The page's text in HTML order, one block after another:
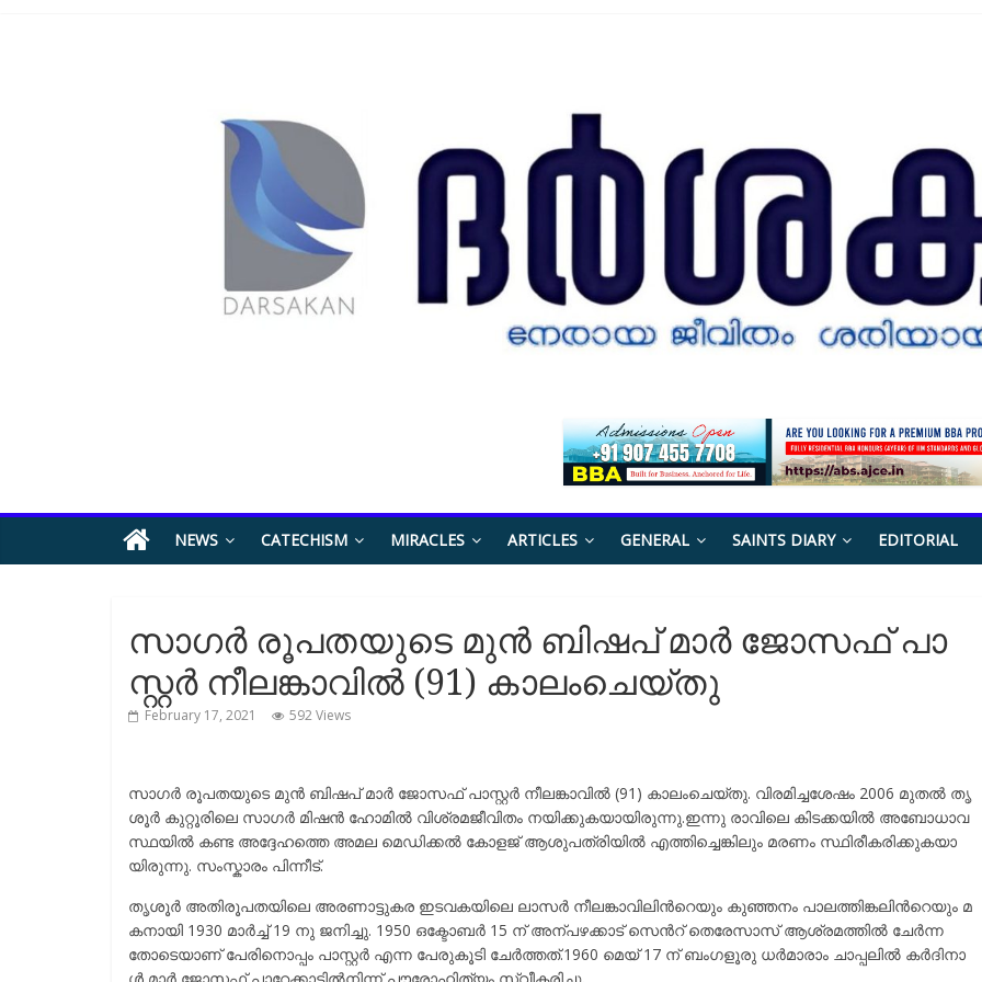
NEWS CATECHISM MIRACLES ARTICLES GENERAL SAINTS DIARY EDITORIAL
സാ​ഗ​ർ രൂ​പ​ത​യു​ടെ മു​ൻ ബി​ഷ​പ് മാ​ർ ജോ​സ​ഫ് പാ​
സ്റ്റ​ർ നീ​ല​ങ്കാ​വി​ൽ (91) കാ​ലം​ചെ​യ്തു
February 17, 2021 592 Views
സാ​ഗ​ർ രൂ​പ​ത​യു​ടെ മു​ൻ ബി​ഷ​പ് മാ​ർ ജോ​സ​ഫ് പാ​സ്റ്റ​ർ നീ​ല​ങ്കാ​വി​ൽ (91) കാ​ലം​ചെ​യ്തു. വി​ര​മി​ച്ച​ശേ​ഷം 2006 മു​ത​ൽ തൃ​
ശൂ​ർ കു​റ്റൂ​രി​ലെ സാ​ഗ​ർ മി​ഷ​ൻ ഹോ​മി​ൽ വി​ശ്ര​മ​ജീ​വി​തം ന​യി​ക്കു​ക​യാ​യി​രു​ന്നു.ഇ​ന്നു രാ​വി​ലെ കി​ട​ക്ക​യി​ൽ അ​ബോ​ധാ​വ​
സ്ഥ​യി​ൽ ക​ണ്ട അ​ദ്ദേ​ഹ​ത്തെ അ​മ​ല മെ​ഡി​ക്ക​ൽ കോ​ള​ജ് ആ​ശു​പ​ത്രി​യി​ൽ എ​ത്തി​ച്ചെ​ങ്കി​ലും മ​ര​ണം സ്ഥി​രീ​ക​രി​ക്കു​ക​യാ​
യി​രു​ന്നു. സം​സ്കാ​രം പി​ന്നീ​ട്.
തൃ​ശൂ​ർ അ​തി​രൂ​പ​ത​യി​ലെ അ​ര​ണാ​ട്ടു​ക​ര ഇ​ട​വ​ക​യി​ലെ ലാ​സ​ർ നീ​ല​ങ്കാ​വി​ലിന്‍റെയും കു​ഞ്ഞ​നം പാ​ല​ത്തി​ങ്ക​ലിന്‍റെയും മ​
ക​നാ​യി 1930 മാ​ർ​ച്ച് 19 നു ​ജ​നി​ച്ചു. 1950 ഒ​ക്ടോ​ബ​ർ 15 ന് ​അ​ന്പ​ഴ​ക്കാ​ട് സെ​ന്‍റ് തെ​രേ​സാ​സ് ആ​ശ്ര​മ​ത്തി​ൽ ചേ​ർ​ന്ന​
തോ​ടെ​യാ​ണ് പേ​രി​നൊ​പ്പം പാ​സ്റ്റ​ർ എ​ന്ന പേ​രു​കൂ​ടി ചേ​ർ​ത്ത​ത്.1960 മെ​യ് 17 ന് ​ബം​ഗ​ളൂ​രു ധ​ർ​മാ​രാം ചാ​പ്പ​ലി​ൽ ക​ർ​ദി​നാ​